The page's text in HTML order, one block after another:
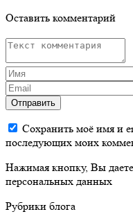
Оставить комментарий
Отправить
Сохранить моё имя и
последующих моих
Нажимая кнопку, Вы даете
персональных данных
Рубрики блога